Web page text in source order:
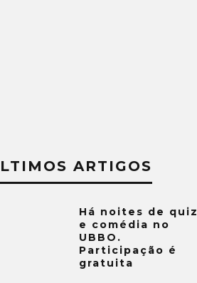
ARTIGOS
Há noites de quiz
e comédia no
UBBO.
Participação é
gratuita